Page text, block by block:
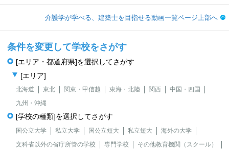
介護学が学べる、建築士を目指せる動画一覧ページ上部へ
条件を変更して学校をさがす
[エリア・都道府県]を選択してさがす
[エリア]
北海道 東北 関東・甲信越 東海・北陸 関西
中国・四国
九州・沖縄
[学校の種類]を選択してさがす
国公立大学 私立大学 国公立短大 私立短大
海外の大学
文科省以外の省庁所管の学校
専門学校
その他教育機関（スクール）